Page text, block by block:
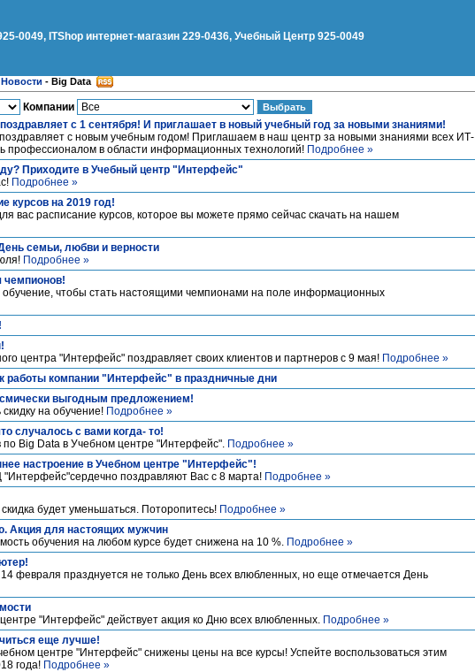
0049, ITShop интернет-магазин 229-0436, Учебный Центр 925-0049
Новости - Big Data
Компании
с 1 сентября! И приглашает в новый учебный год за новыми знаниями!
с новым учебным годом! Приглашаем в наш центр за новыми знаниями всех ИТ-
профессионалом в области информационных технологий! Подробнее »
Приходите в Учебный центр "Интерфейс"
Подробнее »
курсов на 2019 год!
вас расписание курсов, которое вы можете прямо сейчас cкачать на нашем
семьи, любви и верности
Подробнее »
чемпионов!
чтобы стать настоящими чемпионами на поле информационных
центра "Интерфейс" поздравляет своих клиентов и партнеров с 9 мая! Подробнее »
работы компании "Интерфейс" в праздничные дни
выгодным предложением!
на обучение! Подробнее »
случалось с вами когда- то!
по Big Data в Учебном центре "Интерфейс". Подробнее »
настроение в Учебном центре "Интерфейс"!
поздравляют Вас с 8 марта! Подробнее »
будет уменьшаться. Поторопитесь! Подробнее »
Акция для настоящих мужчин
обучения на любом курсе будет снижена на 10 %. Подробнее »
февраля празднуется не только День всех влюбленных, но еще отмечается День
"Интерфейс" действует акция ко Дню всех влюбленных. Подробнее »
еще лучше!
центре "Интерфейс" снижены цены на все курсы! Успейте воспользоваться этим
года! Подробнее »